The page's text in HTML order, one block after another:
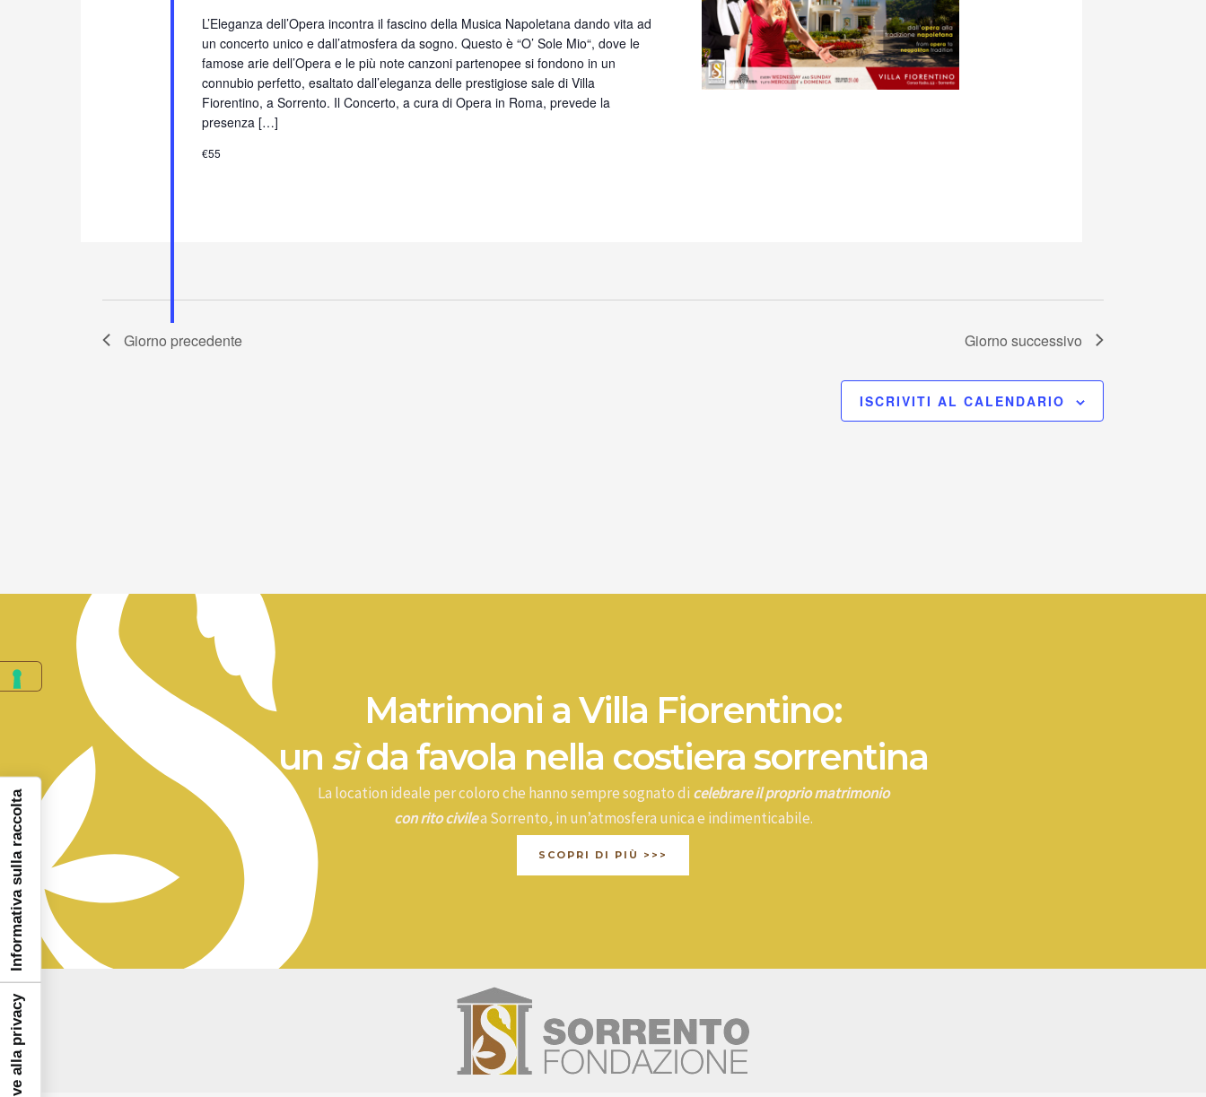
L’Eleganza dell’Opera incontra il fascino della Musica Napoletana dando vita ad
un concerto unico e dall’atmosfera da sogno. Questo è “O’ Sole Mio“, dove le
famose arie dell’Opera e le più note canzoni partenopee si fondono in un
connubio perfetto, esaltato dall’eleganza delle prestigiose sale di Villa
Fiorentino, a Sorrento. Il Concerto, a cura di Opera in Roma, prevede la
presenza […]
€55
Giorno precedente Giorno successivo
ISCRIVITI AL CALENDARIO
Matrimoni a Villa Fiorentino:
un sìda favola nella costiera sorrentina
La location ideale per coloro che hanno sempre sognato di celebrare il proprio matrimonio
con rito civilea Sorrento, in un’atmosfera unica e indimenticabile.
SCOPRI DI PIÙ >>>
Informativa sulla raccolta